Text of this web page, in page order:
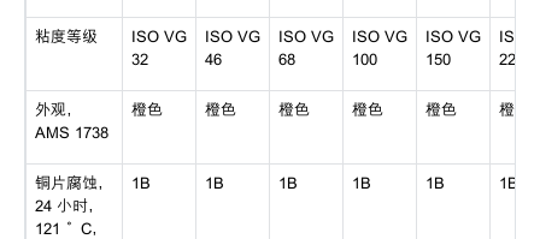
粘度等级
ISO VG
32
ISO VG
46
ISO VG
68
ISO VG
100
ISO VG
150
ISO
220
外观，
AMS 1738
橙色 橙色 橙色 橙色 橙色 橙色
铜片腐蚀，
24 小时，
121 °C，
1B 1B 1B 1B 1B 1B